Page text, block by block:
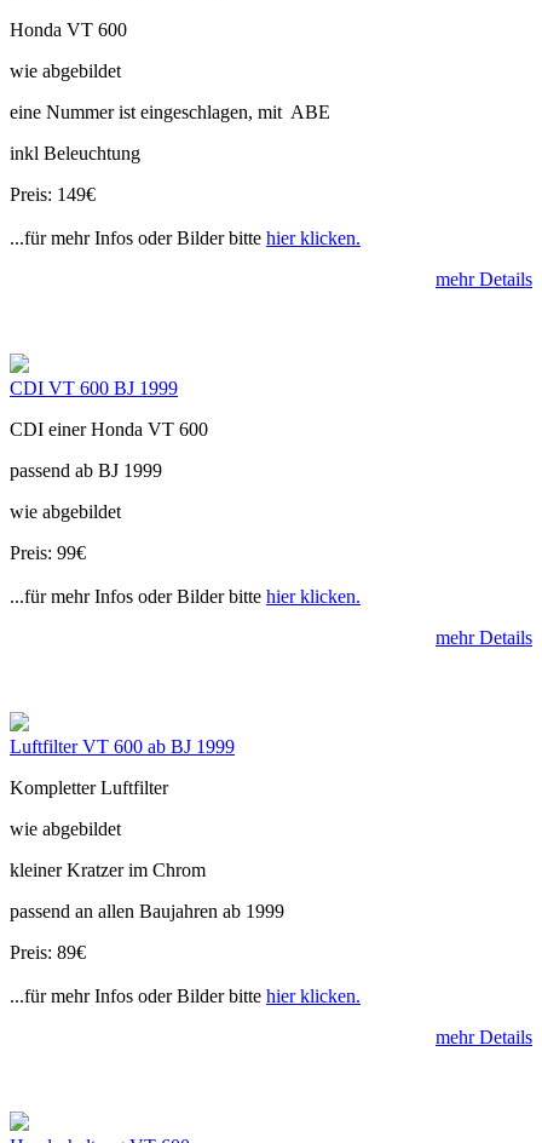
Honda VT 600
wie abgebildet
eine Nummer ist eingeschlagen, mit ABE
inkl Beleuchtung
Preis: 149€
...für mehr Infos oder Bilder bitte hier klicken.
mehr Details
CDI VT 600 BJ 1999
CDI einer Honda VT 600
passend ab BJ 1999
wie abgebildet
Preis: 99€
...für mehr Infos oder Bilder bitte hier klicken.
mehr Details
Luftfilter VT 600 ab BJ 1999
Kompletter Luftfilter
wie abgebildet
kleiner Kratzer im Chrom
passend an allen Baujahren ab 1999
Preis: 89€
...für mehr Infos oder Bilder bitte hier klicken.
mehr Details